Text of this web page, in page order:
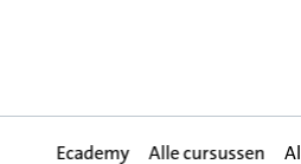
Ecademy Alle cursussen